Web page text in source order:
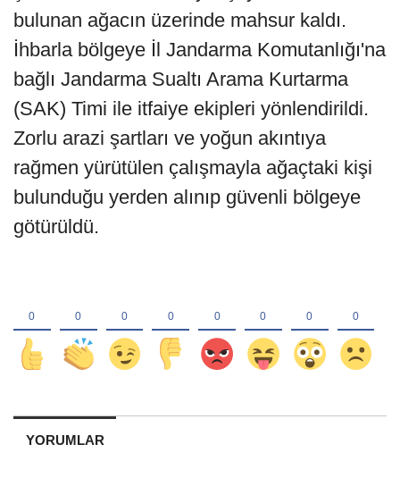
bulunan ağacın üzerinde mahsur kaldı.
İhbarla bölgeye İl Jandarma Komutanlığı'na
bağlı Jandarma Sualtı Arama Kurtarma
(SAK) Timi ile itfaiye ekipleri yönlendirildi.
Zorlu arazi şartları ve yoğun akıntıya
rağmen yürütülen çalışmayla ağaçtaki kişi
bulunduğu yerden alınıp güvenli bölgeye
götürüldü.
YORUMLAR